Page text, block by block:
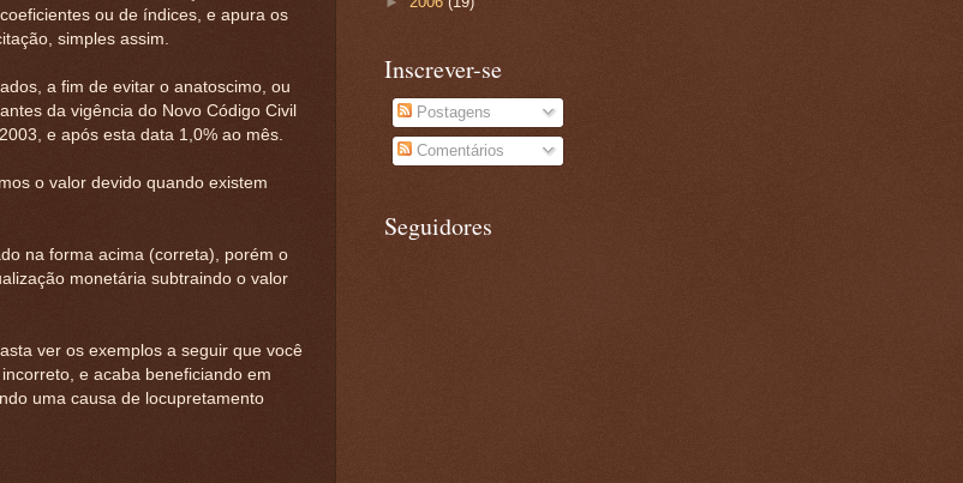
ou de índices, e apura os
simples assim.
a fim de evitar o anatoscimo, ou
da vigência do Novo Código Civil
e após esta data 1,0% ao mês.
o valor devido quando existem
na forma acima (correta), porém o
monetária subtraindo o valor
ver os exemplos a seguir que você
e acaba beneficiando em
uma causa de locupretamento
Inscrever-se
Postagens
Comentários
Seguidores